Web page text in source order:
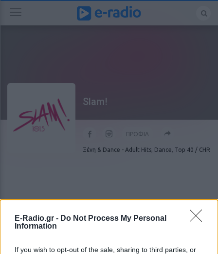
E-Radio.gr - Do Not Process My Personal
Information
If you wish to opt-out of the sale, sharing to third parties, or
Slam!
ΠΡΟΦΙΛ
Ξένη & Dance - Adult Hits, Dance, Top 40 / CHR